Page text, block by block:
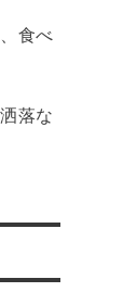
食べ
落な